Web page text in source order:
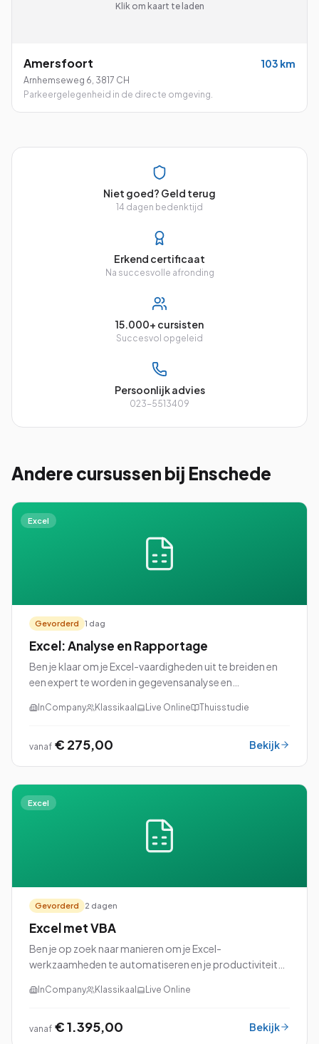
Klik om kaart te laden
Amersfoort 103 km
Arnhemseweg 6, 3817 CH
Parkeergelegenheid in de directe omgeving.
Niet goed? Geld terug
14 dagen bedenktijd
Erkend certificaat
Na succesvolle afronding
15.000+ cursisten
Succesvol opgeleid
Persoonlijk advies
023-5513409
Andere cursussen bij Enschede
Excel
Gevorderd 1 dag
Excel: Analyse en Rapportage
Ben je klaar om je Excel-vaardigheden uit te breiden en
een expert te worden in gegevensanalyse en
Rapportage perfect voor jou!
InCompany Klassikaal Live Online Thuisstudie
vanaf € 275,00 Bekijk
Excel
Gevorderd 2 dagen
Excel met VBA
Ben je op zoek naar manieren om je Excel-
werkzaamheden te automatiseren en je productiviteit
met VBA (Visual Basic for Applications) perfec...
InCompany Klassikaal Live Online
vanaf € 1.395,00 Bekijk